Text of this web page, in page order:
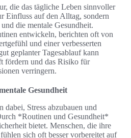
die das tägliche Leben sinnvoller
Einfluss auf den Alltag, sondern
die mentale Gesundheit.
entwickeln, berichten oft von
und einer verbesserten
geplanter Tagesablauf kann
fördern und das Risiko für
verringern.
Gesundheit
Stress abzubauen und
*Routinen und Gesundheit*
bietet. Menschen, die ihre
sich oft besser vorbereitet auf